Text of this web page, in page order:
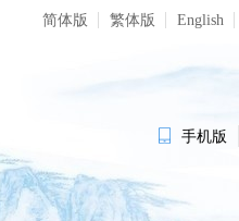
简体版 繁体版 English
手机版